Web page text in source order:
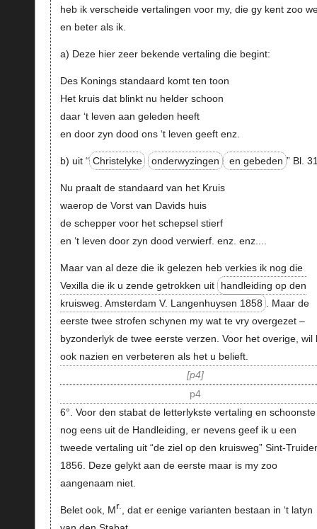
heb ik verscheide vertalingen voor my, die gy kent zoo
en beter als ik.
a) Deze hier zeer bekende vertaling die begint:
Des Konings standaard komt ten toon
Het kruis dat blinkt nu helder schoon
daar ‘t leven aan geleden heeft
en door zyn dood ons ‘t leven geeft enz.
b) uit “ Christelyke onderwyzingen en gebeden ” Bl.
Nu praalt de standaard van het Kruis
waerop de Vorst van Davids huis
de schepper voor het schepsel stierf
en ‘t leven door zyn dood verwierf. enz. enz....
Maar van al deze die ik gelezen heb verkies ik nog die
Vexilla die ik u zende getrokken uit
handleiding op den
kruisweg. Amsterdam V. Langenhuysen 1858 . Maar de
eerste twee strofen schynen my wat te vry overgezet –
byzonderlyk de twee eerste verzen. Voor het overige, wil
ook nazien en verbeteren als het u belieft.
p4
p4
6°. Voor den stabat de letterlykste vertaling en
nog eens uit de Handleiding, er nevens geef ik u een
tweede vertaling uit “de ziel op den kruisweg” Sint-
1856. Deze gelykt aan de eerste maar is my zoo
aangenaam niet.
Belet ook, Mr.
, dat er eenige varianten bestaan in ‘t latyn